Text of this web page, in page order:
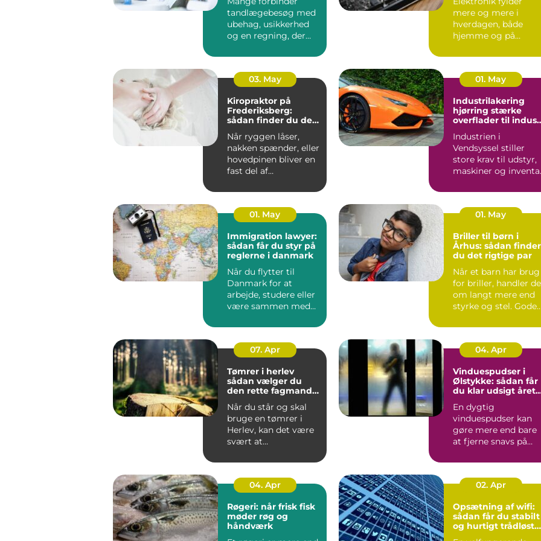
tandlægebesøg med
ubehag, usikkerhed
og en regning, der
budgettet. S...
mere og mere i
hverdagen, både
hjemme og på
mobil, tv, wifi, o...
03. May
Kiropraktor på
Frederiksberg:
sådan finder du den
Når ryggen låser,
nakken spænder, eller
hovedpinen bliver en
fast del af
01. May
Industrilakering
hjørring stærke
overflader til
Industrien i
Vendsyssel stiller
store krav til udstyr,
maskiner og
stålkonstruktioner,...
01. May
Immigration lawyer:
sådan får du styr på
reglerne i danmark
Når du flytter til
Danmark for at
arbejde, studere eller
være sammen med
hurti...
01. May
Briller til børn i
Århus: sådan finder
du det rigtige par
Når et barn har brug
for briller, handler
om langt mere end
styrke og stel. Gode
07. Apr
Tømrer i herlev
sådan vælger du
den rette fagmand
Når du står og skal
bruge en tømrer i
Herlev, kan det være
svært at
du bør vælge, o...
04. Apr
Vinduespudser i
Ølstykke: sådan får
du klar udsigt året
En dygtig
vinduespudser kan
gøre mere end bare
at fjerne snavs på
g...
04. Apr
Røgeri: når frisk fisk
møder røg og
håndværk
02. Apr
Opsætning af wifi:
sådan får du stabilt
og hurtigt trådløst